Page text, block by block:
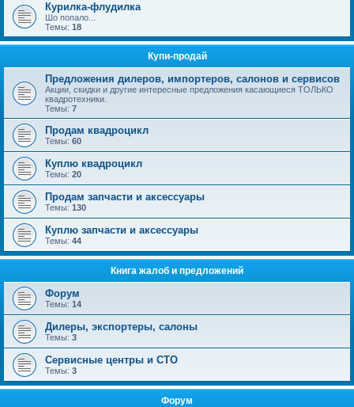
Курилка-флудилка
Шо попало...
Темы: 18
Купи-продай
Предложения дилеров, импортеров, салонов и сервисов
Акции, скидки и другие интересные предложения касающиеся ТОЛЬКО
квадротехники.
Темы: 7
Продам квадроцикл
Темы: 60
Куплю квадроцикл
Темы: 20
Продам запчасти и аксессуары
Темы: 130
Куплю запчасти и аксессуары
Темы: 44
Книга жалоб и предложений
Форум
Темы: 14
Дилеры, экспортеры, салоны
Темы: 3
Сервисные центры и СТО
Темы: 3
Форум